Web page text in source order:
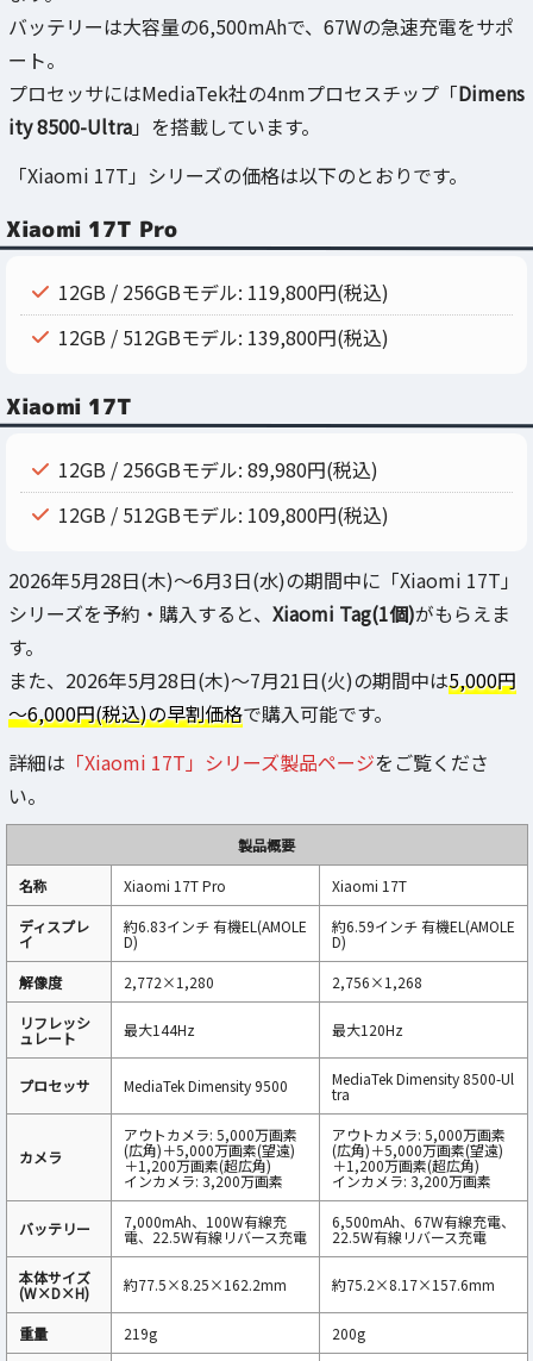
バッテリーは大容量の6,500mAhで、67Wの急速充電をサポ
ート。
プロセッサにはMediaTek社の4nmプロセスチップ「Dimens
ity 8500-Ultra」を搭載しています。
「Xiaomi 17T」シリーズの価格は以下のとおりです。
Xiaomi 17T Pro
12GB / 256GBモデル: 119,800円(税込)
12GB / 512GBモデル: 139,800円(税込)
Xiaomi 17T
12GB / 256GBモデル: 89,980円(税込)
12GB / 512GBモデル: 109,800円(税込)
2026年5月28日(木)〜6月3日(水)の期間中に「Xiaomi 17T」
シリーズを予約・購入すると、 Xiaomi Tag(1個)がもらえま
す。
また、2026年5月28日(木)〜7月21日(火)の期間中は5,000円
～6,000円(税込)の早割価格で購入可能です。
詳細は 「Xiaomi 17T」シリーズ製品ページをご覧くださ
い。
製品概要
名称
Xiaomi 17T Pro
Xiaomi 17T
ディスプレ
イ
約6.83インチ 有機EL(AMOLE
D)
約6.59インチ 有機EL(AMOLE
D)
解像度
2,772×1,280
2,756×1,268
リフレッシ
ュレート 最大144Hz 最大120Hz
プロセッサ MediaTek Dimensity 9500 MediaTek Dimensity 8500-Ul
tra
カメラ
アウトカメラ: 5,000万画素
(広角)＋5,000万画素(望遠)
＋1,200万画素(超広角)
インカメラ: 3,200万画素
アウトカメラ: 5,000万画素
(広角)＋5,000万画素(望遠)
＋1,200万画素(超広角)
インカメラ: 3,200万画素
バッテリー 7,000mAh、100W有線充
電、22.5W有線リバース充電
6,500mAh、67W有線充電、
22.5W有線リバース充電
本体サイズ
(W×D×H) 約77.5×8.25×162.2mm 約75.2×8.17×157.6mm
重量 219g 200g